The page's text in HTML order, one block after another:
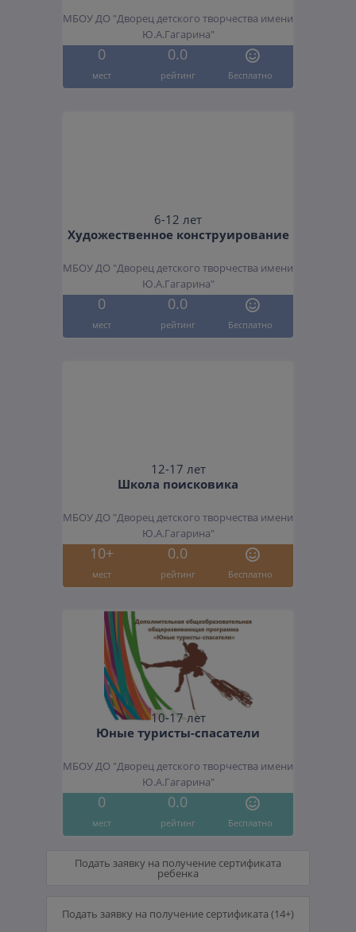
МБОУ ДО "Дворец детского творчества имени
Ю.А.Гагарина"
0 0.0
мест рейтинг Бесплатно
6-12 лет
Художественное конструирование
МБОУ ДО "Дворец детского творчества имени
Ю.А.Гагарина"
0 0.0
мест рейтинг Бесплатно
12-17 лет
Школа поисковика
МБОУ ДО "Дворец детского творчества имени
Ю.А.Гагарина"
10+ 0.0
мест рейтинг Бесплатно
10-17 лет
Юные туристы-спасатели
МБОУ ДО "Дворец детского творчества имени
Ю.А.Гагарина"
0 0.0
мест рейтинг Бесплатно
Подать заявку на получение сертификата
ребенка
Подать заявку на получение сертификата (14+)